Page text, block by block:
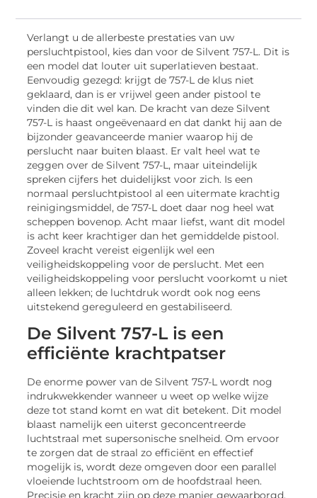
Verlangt u de allerbeste prestaties van uw
persluchtpistool, kies dan voor de Silvent 757-L. Dit is
een model dat louter uit superlatieven bestaat.
Eenvoudig gezegd: krijgt de 757-L de klus niet
geklaard, dan is er vrijwel geen ander pistool te
vinden die dit wel kan. De kracht van deze Silvent
757-L is haast ongeëvenaard en dat dankt hij aan de
bijzonder geavanceerde manier waarop hij de
perslucht naar buiten blaast. Er valt heel wat te
zeggen over de Silvent 757-L, maar uiteindelijk
spreken cijfers het duidelijkst voor zich. Is een
normaal persluchtpistool al een uitermate krachtig
reinigingsmiddel, de 757-L doet daar nog heel wat
scheppen bovenop. Acht maar liefst, want dit model
is acht keer krachtiger dan het gemiddelde pistool.
Zoveel kracht vereist eigenlijk wel een
veiligheidskoppeling voor de perslucht. Met een
veiligheidskoppeling voor perslucht voorkomt u niet
alleen lekken; de luchtdruk wordt ook nog eens
uitstekend gereguleerd en gestabiliseerd.
De Silvent 757-L is een
efficiënte krachtpatser
De enorme power van de Silvent 757-L wordt nog
indrukwekkender wanneer u weet op welke wijze
deze tot stand komt en wat dit betekent. Dit model
blaast namelijk een uiterst geconcentreerde
luchtstraal met supersonische snelheid. Om ervoor
te zorgen dat de straal zo efficiënt en effectief
mogelijk is, wordt deze omgeven door een parallel
vloeiende luchtstroom om de hoofdstraal heen.
Precisie en kracht zijn op deze manier gewaarborgd.